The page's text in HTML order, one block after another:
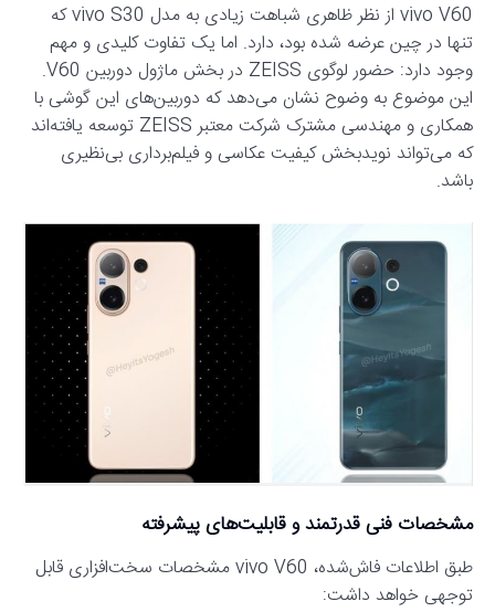
vivo V60 از نظر ظاهری شباهت زیادی به مدل vivo S30 که
تنها در چین عرضه شده بود، دارد. اما یک تفاوت کلیدی و مهم
وجود دارد: حضور لوگوی ZEISS در بخش ماژول دوربین V60.
این موضوع به وضوح نشان می‌دهد که دوربین‌های این گوشی با
همکاری و مهندسی مشترک شرکت معتبر ZEISS توسعه یافته‌اند
که می‌تواند نویدبخش کیفیت عکاسی و فیلم‌برداری بی‌نظیری
باشد.
مشخصات فنی قدرتمند و قابلیت‌های پیشرفته
طبق اطلاعات فاش‌شده، vivo V60 مشخصات سخت‌افزاری قابل
توجهی خواهد داشت: